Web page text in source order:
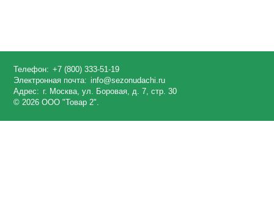
Телефон: +7 (800) 333-51-19
Электронная почта: info@sezonudachi.ru
Адрес: г. Москва, ул. Боровая, д. 7, стр. 30
© 2026 ООО "Товар 2".